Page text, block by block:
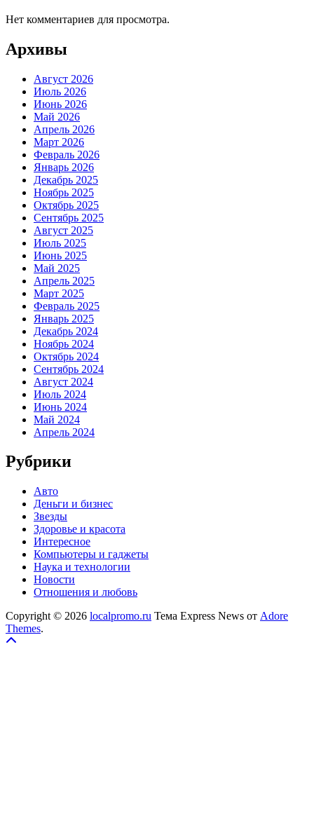
Нет комментариев для просмотра.
Архивы
Август 2026
Июль 2026
Июнь 2026
Май 2026
Апрель 2026
Март 2026
Февраль 2026
Январь 2026
Декабрь 2025
Ноябрь 2025
Октябрь 2025
Сентябрь 2025
Август 2025
Июль 2025
Июнь 2025
Май 2025
Апрель 2025
Март 2025
Февраль 2025
Январь 2025
Декабрь 2024
Ноябрь 2024
Октябрь 2024
Сентябрь 2024
Август 2024
Июль 2024
Июнь 2024
Май 2024
Апрель 2024
Рубрики
Авто
Деньги и бизнес
Звезды
Здоровье и красота
Интересное
Компьютеры и гаджеты
Наука и технологии
Новости
Отношения и любовь
Copyright © 2026 localpromo.ru Тема Express News от Adore
Themes.